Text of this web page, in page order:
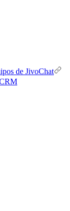
de JivoChat